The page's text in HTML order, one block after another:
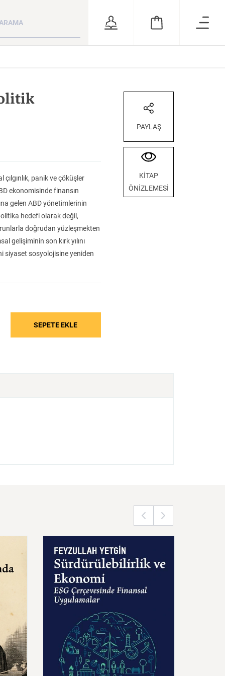
Kuzey Kafkasya
Halkları
KATEGORİ:
Tarih
Milletim Bahtiyar
panik ve çöküşler
ekonomisinde finansın
gelen ABD yönetimlerinin
hedefi olarak değil,
doğrudan yüzleşmekten
gelişiminin son kırk yılını
siyaset sosyolojisine yeniden
finansallaşmaya elverişli bir
zorluklar.
PAYLAŞ
KİTAP
ÖNİZLEMESİ
SürdürülebilirlikveEkonomi
ESGÇerçevesindeFinansal
Uygulamalar